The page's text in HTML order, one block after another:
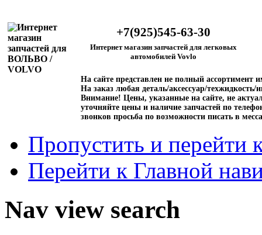
+7(925)545-63-30
Интернет магазин запчастей для легковых
автомобилей Vovlo
На сайте представлен не полный ассортимент
На заказ любая деталь/аксессуар/техжидкость/
Внимание! Цены, указанные на сайте, не
уточняйте цены и наличие запчастей по
звонков просьба по возможности писать в
Пропустить и перейти
Перейти к Главной
Nav view search